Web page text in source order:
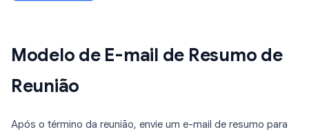
Modelo de E-mail de Resumo de
Reunião
Após o término da reunião, envie um e-mail de resumo para